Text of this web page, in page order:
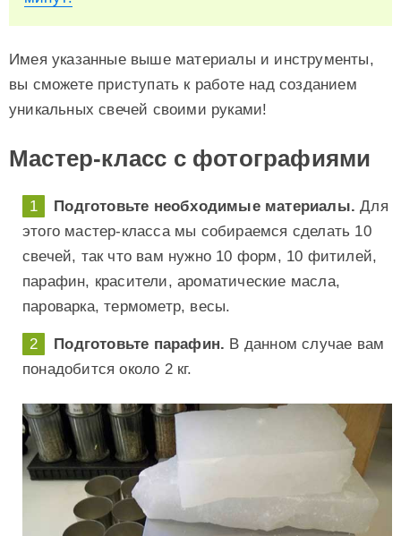
Имея указанные выше материалы и инструменты,
вы сможете приступать к работе над созданием
уникальных свечей своими руками!
Мастер-класс с фотографиями
Подготовьте необходимые материалы. Для
этого мастер-класса мы собираемся сделать 10
свечей, так что вам нужно 10 форм, 10 фитилей,
парафин, красители, ароматические масла,
пароварка, термометр, весы.
Подготовьте парафин. В данном случае вам
понадобится около 2 кг.